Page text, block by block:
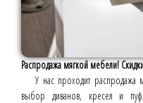
Распродажа мягкой мебели!
У нас проходит
выбор диванов, кресел и